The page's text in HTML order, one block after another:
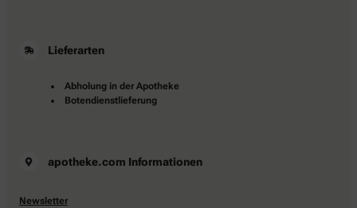
Lieferarten
Abholung in der Apotheke
Botendienstlieferung
apotheke.com Informationen
Newsletter